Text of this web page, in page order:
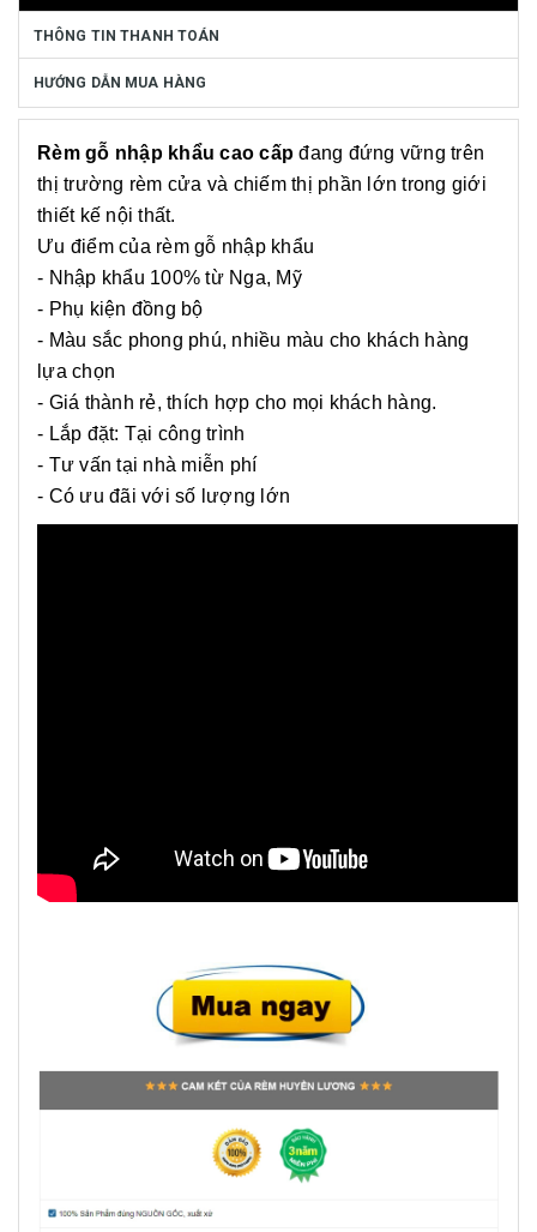
THÔNG TIN THANH TOÁN
HƯỚNG DẪN MUA HÀNG
Rèm gỗ nhập khẩu cao cấp đang đứng vững trên
thị trường rèm cửa và chiếm thị phần lớn trong giới
thiết kế nội thất.
Ưu điểm của rèm gỗ nhập khẩu
- Nhập khẩu 100% từ Nga, Mỹ
- Phụ kiện đồng bộ
- Màu sắc phong phú, nhiều màu cho khách hàng
lựa chọn
- Giá thành rẻ, thích hợp cho mọi khách hàng.
- Lắp đặt: Tại công trình
- Tư vấn tại nhà miễn phí
- Có ưu đãi với số lượng lớn